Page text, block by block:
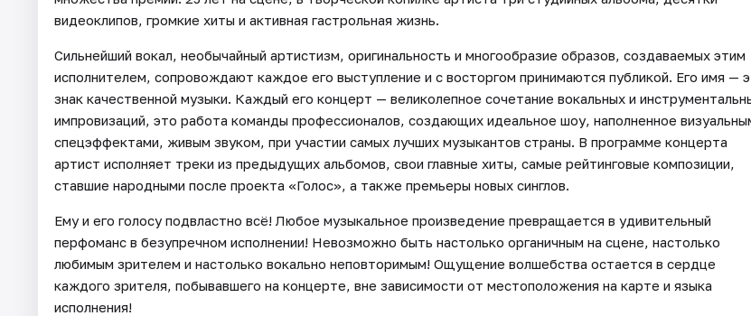
видеоклипов, громкие хиты и активная гастрольная жизнь.
Сильнейший вокал, необычайный артистизм, оригинальность и многообразие образов, создаваемых этим
исполнителем, сопровождают каждое его выступление и с восторгом принимаются публикой. Его имя —
знак качественной музыки. Каждый его концерт — великолепное сочетание вокальных и
импровизаций, это работа команды профессионалов, создающих идеальное шоу, наполненное
спецэффектами, живым звуком, при участии самых лучших музыкантов страны. В программе концерта
артист исполняет треки из предыдущих альбомов, свои главные хиты, самые рейтинговые композиции,
ставшие народными после проекта «Голос», а также премьеры новых синглов.
Ему и его голосу подвластно всё! Любое музыкальное произведение превращается в удивительный
перфоманс в безупречном исполнении! Невозможно быть настолько органичным на сцене, настолько
любимым зрителем и настолько вокально неповторимым! Ощущение волшебства остается в сердце
каждого зрителя, побывавшего на концерте, вне зависимости от местоположения на карте и языка
исполнения!